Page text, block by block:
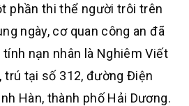
phần thi thể người trôi trên
ngày, cơ quan công an đã
nạn nhân là Nghiêm Viết
trú tại số 312, đường Điện
Hàn, thành phố Hải Dương.